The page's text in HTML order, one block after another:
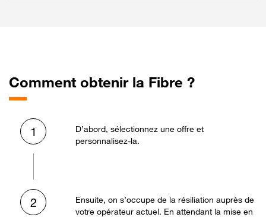
Comment obtenir la Fibre ?
1
D’abord, sélectionnez une offre et
personnalisez-la.
2
Ensuite, on s’occupe de la résiliation auprès de
votre opérateur actuel. En attendant la mise en